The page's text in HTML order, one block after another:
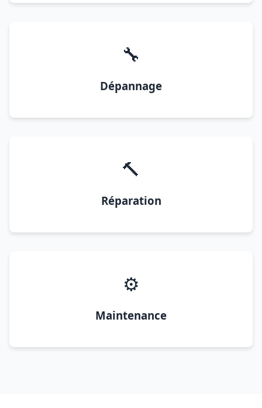
🔧
Dépannage
🔨
Réparation
⚙️
Maintenance